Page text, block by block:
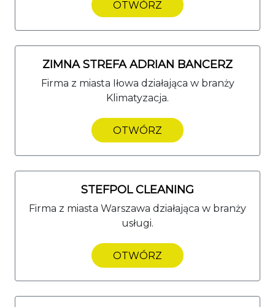
OTWÓRZ
ZIMNA STREFA ADRIAN BANCERZ
Firma z miasta Iłowa działająca w branży
Klimatyzacja.
OTWÓRZ
STEFPOL CLEANING
Firma z miasta Warszawa działająca w branży
usługi.
OTWÓRZ